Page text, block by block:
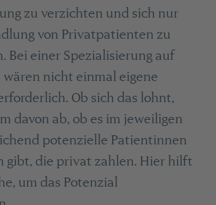
zu verzichten und sich nur
von Privatpatienten zu
Bei einer Spezialisierung auf
wären nicht einmal eigene
Ob sich das lohnt,
davon ab, ob es im jeweiligen
potenzielle Patientinnen
gibt, die privat zahlen. Hier hilft
um das Potenzial